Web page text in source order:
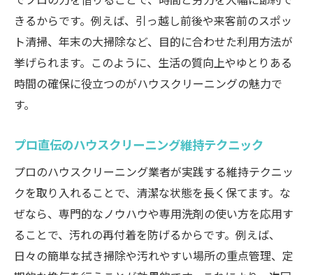
きるからです。例えば、引っ越し前後や来客前のスポッ
ト清掃、年末の大掃除など、目的に合わせた利用方法が
挙げられます。このように、生活の質向上やゆとりある
時間の確保に役立つのがハウスクリーニングの魅力で
す。
プロ直伝のハウスクリーニング維持テクニック
プロのハウスクリーニング業者が実践する維持テクニッ
クを取り入れることで、清潔な状態を長く保てます。な
ぜなら、専門的なノウハウや専用洗剤の使い方を応用す
ることで、汚れの再付着を防げるからです。例えば、
日々の簡単な拭き掃除や汚れやすい場所の重点管理、定